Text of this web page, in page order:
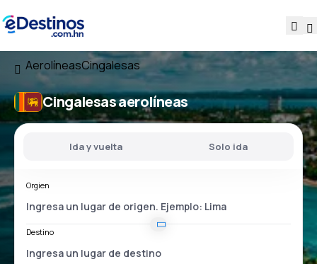
AerolíneasCingalesas
Cingalesas aerolíneas
Ida y vuelta Solo ida
Orgien
Destino